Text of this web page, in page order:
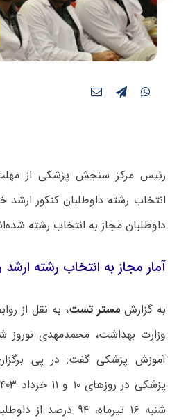
رئیس مرکز سنجش پزشکی از مهلت
داوطلبان مجاز به انتخاب رشته
آمار مجاز به انتخاب رشته ارشد
به گزارشمستر تست، به نقل از
وزارت بهداشت، محمدمهدی
آموزش پزشکی گفت: در پی
شنبه ۱۶ تیرماه، ۹۴